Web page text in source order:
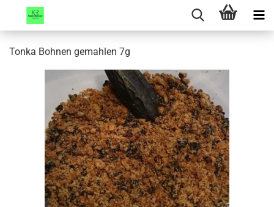
Tonka Bohnen gemahlen 7g